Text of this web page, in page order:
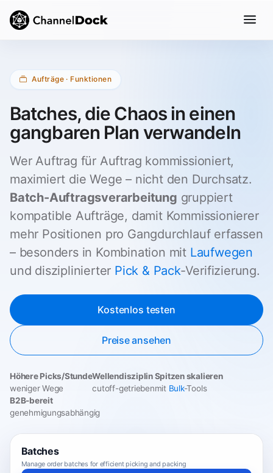
Aufträge · Funktionen
Batches, die Chaos in einen
gangbaren Plan verwandeln
Wer Auftrag für Auftrag kommissioniert,
maximiert die Wege – nicht den Durchsatz.
Batch-Auftragsverarbeitung gruppiert
kompatible Aufträge, damit Kommissionierer
mehr Positionen pro Gangdurchlauf erfassen
– besonders in Kombination mit Laufwegen
und disziplinierter Pick & Pack-Verifizierung.
Kostenlos testen
Preise ansehen
Höhere Picks/Stunde
weniger Wege
Wellendisziplin
cutoff-getrieben
Spitzen skalieren
mit Bulk-Tools
B2B-bereit
genehmigungsabhängig
Batches
Manage order batches for efficient picking and packing